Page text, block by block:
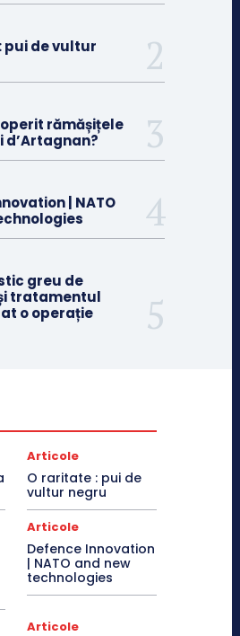
pui de vultur
rămășițele
| NATO
greu de
tratamentul
o operație
Articole
O raritate : pui de
vultur negru
Articole
Defence Innovation
| NATO and new
technologies
Articole